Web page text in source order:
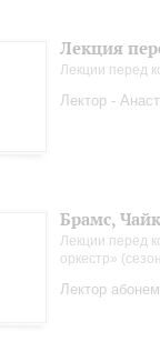
Лекция
Лекции перед
Лектор -
Брамс,
Лекции перед
оркестр»
Лектор